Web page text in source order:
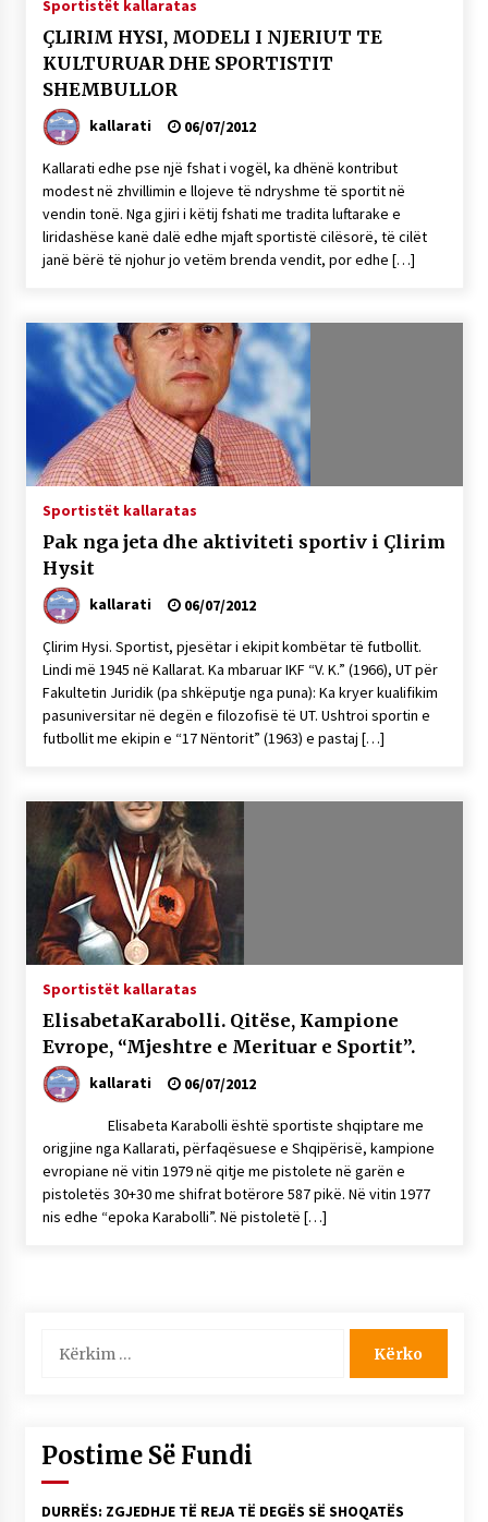
Sportistët kallaratas
ÇLIRIM HYSI, MODELI I NJERIUT TE
KULTURUAR DHE SPORTISTIT
SHEMBULLOR
kallarati 06/07/2012
Kallarati edhe pse një fshat i vogël, ka dhënë kontribut
modest në zhvillimin e llojeve të ndryshme të sportit në
vendin tonë. Nga gjiri i këtij fshati me tradita luftarake e
liridashëse kanë dalë edhe mjaft sportistë cilësorë, të cilët
janë bërë të njohur jo vetëm brenda vendit, por edhe […]
Sportistët kallaratas
Pak nga jeta dhe aktiviteti sportiv i Çlirim
Hysit
kallarati 06/07/2012
Çlirim Hysi. Sportist, pjesëtar i ekipit kombëtar të futbollit.
Lindi më 1945 në Kallarat. Ka mbaruar IKF “V. K.” (1966), UT për
Fakultetin Juridik (pa shkëputje nga puna): Ka kryer kualifikim
pasuniversitar në degën e filozofisë të UT. Ushtroi sportin e
futbollit me ekipin e “17 Nëntorit” (1963) e pastaj […]
Sportistët kallaratas
ElisabetaKarabolli. Qitëse, Kampione
Evrope, “Mjeshtre e Merituar e Sportit”.
kallarati 06/07/2012
Elisabeta Karabolli është sportiste shqiptare me
origjine nga Kallarati, përfaqësuese e Shqipërisë, kampione
evropiane në vitin 1979 në qitje me pistolete në garën e
pistoletës 30+30 me shifrat botërore 587 pikë. Në vitin 1977
nis edhe “epoka Karabolli”. Në pistoletë […]
për:
Postime Së Fundi
DURRËS: ZGJEDHJE TË REJA TË DEGËS SË SHOQATËS